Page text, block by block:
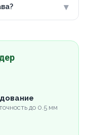
▾
до 0.5 мм